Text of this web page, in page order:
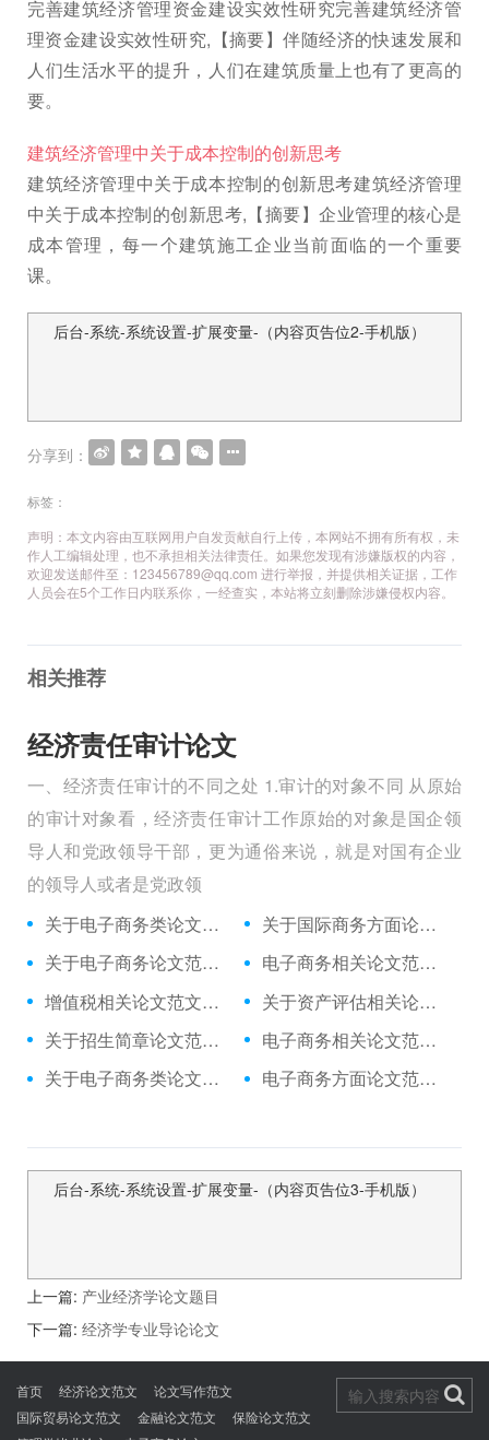
完善建筑经济管理资金建设实效性研究完善建筑经济管
理资金建设实效性研究,【摘要】伴随经济的快速发展和
人们生活水平的提升，人们在建筑质量上也有了更高的
要。
建筑经济管理中关于成本控制的创新思考
建筑经济管理中关于成本控制的创新思考建筑经济管理
中关于成本控制的创新思考,【摘要】企业管理的核心是
成本管理，每一个建筑施工企业当前面临的一个重要
课。
文
导
航
后台-系统-系统设置-扩展变量-（内容页告位2-手机版）
分享到：
标签：
声明：本文内容由互联网用户自发贡献自行上传，本网站不拥有所有权，未
作人工编辑处理，也不承担相关法律责任。如果您发现有涉嫌版权的内容，
欢迎发送邮件至：123456789@qq.com 进行举报，并提供相关证据，工作
人员会在5个工作日内联系你，一经查实，本站将立刻删除涉嫌侵权内容。
相关推荐
经济责任审计论文
一、经济责任审计的不同之处 1.审计的对象不同 从原始
的审计对象看，经济责任审计工作原始的对象是国企领
导人和党政领导干部，更为通俗来说，就是对国有企业
的领导人或者是党政领
关于电子商务类论文范例,与旅游电子商务冲击下旅行社的策略相关论文发表
关于国际商务方面论文范文集,与高职国际商务单证课程与单证岗位对接相关论文答辩开场白
关于电子商务论文范文文献,与临商网看临沂电子商务存在的问题?相关论文答辩
电子商务相关论文范文文献,与价格战背景下户外电子商务的法则相关论文查重免费
增值税相关论文范文集,与公用往来科目集中核算管理相关毕业论文怎么写
关于资产评估相关论文范文例文,与对小型评估机构助理人员业务培训的初步相关论文范文
关于招生简章论文范文例文,与民办学校招生简章失真防范相关毕业论文提纲
电子商务相关论文范文例文,与基于行动导向的电子商务课堂教学模式的相关毕业论文怎么写
关于电子商务类论文范文数据库,与电子商务对常设机构原则的挑战相关论文摘要怎么写
电子商务方面论文范文文献,与制约我国电子商务的主要因素解决途径相关毕业论文致谢
后台-系统-系统设置-扩展变量-（内容页告位3-手机版）
上一篇: 产业经济学论文题目
下一篇: 经济学专业导论论文
首页 经济论文范文
论文写作范文
国际贸易论文范文
金融论文范文
保险论文范文